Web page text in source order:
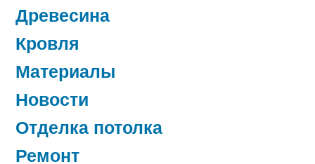
Древесина
Кровля
Материалы
Новости
Отделка потолка
Ремонт